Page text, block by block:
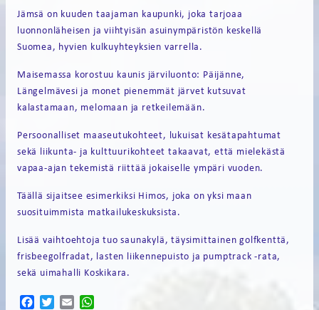
Jämsä on kuuden taajaman kaupunki, joka tarjoaa
luonnonläheisen ja viihtyisän asuinympäristön keskellä
Suomea, hyvien kulkuyhteyksien varrella.
Maisemassa korostuu kaunis järviluonto: Päijänne,
Längelmävesi ja monet pienemmät järvet kutsuvat
kalastamaan, melomaan ja retkeilemään.
Persoonalliset maaseutukohteet, lukuisat kesätapahtumat
sekä liikunta- ja kulttuurikohteet takaavat, että mielekästä
vapaa-ajan tekemistä riittää jokaiselle ympäri vuoden.
Täällä sijaitsee esimerkiksi Himos, joka on yksi maan
suosituimmista matkailukeskuksista.
Lisää vaihtoehtoja tuo saunakylä, täysimittainen golfkenttä,
frisbeegolfradat, lasten liikennepuisto ja pumptrack -rata,
sekä uimahalli Koskikara.
FacebookTwitterEmail